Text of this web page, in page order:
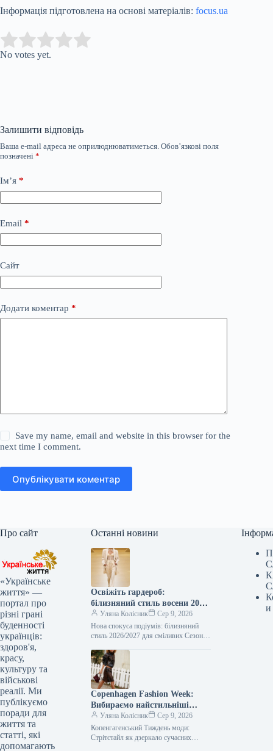
Інформація підготовлена на основі матеріалів: focus.ua
Rate this item:
No votes yet.
Залишити відповідь
Ваша e-mail адреса не оприлюднюватиметься. Обов’язкові поля
позначені *
Ім’я *
Email *
Сайт
Додати коментар *
Save my name, email and website in this browser for the
next time I comment.
Опублікувати коментар
Про сайт
«Українське
життя» —
портал про
різні грані
буденності
українців:
здоров'я,
красу,
культуру та
військові
реалії. Ми
публікуємо
поради для
життя та
статті, які
допомагають
Останні новини
Освіжіть гардероб:
білизняний стиль восени 2026
– від корсетів до комбінацій
Уляна Колісник
Сер 9, 2026
Нова спокуса подіумів: білизняний
стиль 2026/2027 для сміливих Сезон
модних показах нове бачення
жіночності, експресії та…
Copenhagen Fashion Week:
Вибираємо найстильніші
образи від гостей
Уляна Колісник
Сер 9, 2026
Копенгагенський Тиждень моди:
Стрітстайл як дзеркало сучасних
и